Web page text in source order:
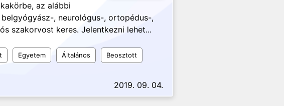
az alábbi
, neurológus-, ortopédus-,
szakorvost keres. Jelentkezni lehet...
Egyetem Általános Beosztott
2019. 09. 04.